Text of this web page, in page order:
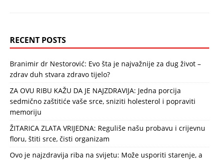
RECENT POSTS
Branimir dr Nestorović: Evo šta je najvažnije za dug život –
zdrav duh stvara zdravo tijelo?
ZA OVU RIBU KAŽU DA JE NAJZDRAVIJA: Jedna porcija
sedmično zaštitiće vaše srce, sniziti holesterol i popraviti
memoriju
ŽITARICA ZLATA VRIJEDNA: Reguliše našu probavu i crijevnu
floru, štiti srce, čisti organizam
Ovo je najzdravija riba na svijetu: Može usporiti starenje, a